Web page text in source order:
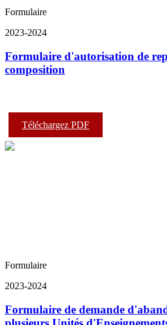
Formulaire
2023-2024
Formulaire d'autorisation de
composition
Téléchargez PDF
Formulaire
2023-2024
Formulaire de demande